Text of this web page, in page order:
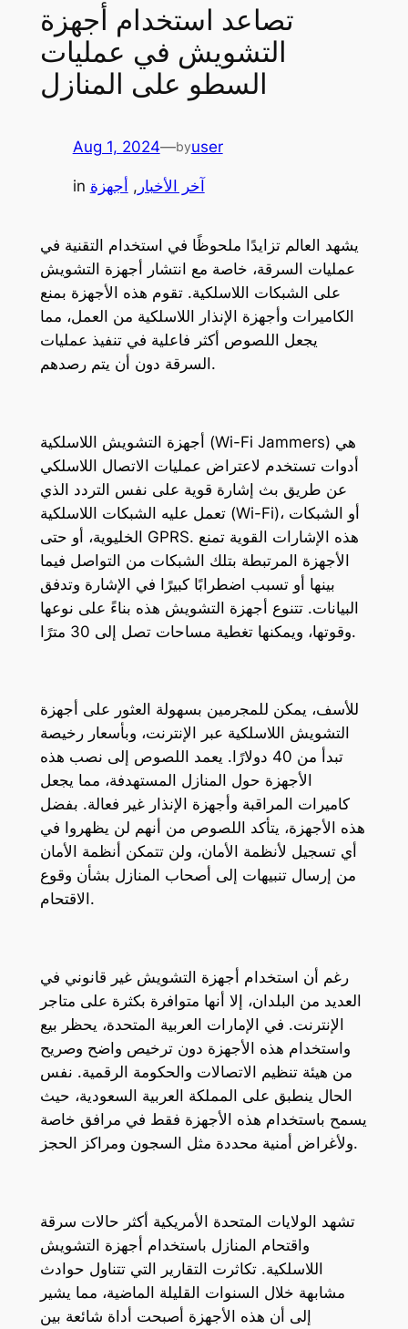
تصاعد استخدام أجهزة
التشويش في عمليات
السطو على المنازل
Aug 1, 2024—byuser
in آخر الأخبار , أجهزة
يشهد العالم تزايدًا ملحوظًا في استخدام التقنية في
عمليات السرقة، خاصة مع انتشار أجهزة التشويش
على الشبكات اللاسلكية. تقوم هذه الأجهزة بمنع
الكاميرات وأجهزة الإنذار اللاسلكية من العمل، مما
يجعل اللصوص أكثر فاعلية في تنفيذ عمليات
السرقة دون أن يتم رصدهم.
أجهزة التشويش اللاسلكية (Wi-Fi Jammers) هي
أدوات تستخدم لاعتراض عمليات الاتصال اللاسلكي
عن طريق بث إشارة قوية على نفس التردد الذي
تعمل عليه الشبكات اللاسلكية (Wi-Fi)، أو الشبكات
الخليوية، أو حتى GPRS. هذه الإشارات القوية تمنع
الأجهزة المرتبطة بتلك الشبكات من التواصل فيما
بينها أو تسبب اضطرابًا كبيرًا في الإشارة وتدفق
البيانات. تتنوع أجهزة التشويش هذه بناءً على نوعها
وقوتها، ويمكنها تغطية مساحات تصل إلى 30 مترًا.
للأسف، يمكن للمجرمين بسهولة العثور على أجهزة
التشويش اللاسلكية عبر الإنترنت، وبأسعار رخيصة
تبدأ من 40 دولارًا. يعمد اللصوص إلى نصب هذه
الأجهزة حول المنازل المستهدفة، مما يجعل
كاميرات المراقبة وأجهزة الإنذار غير فعالة. بفضل
هذه الأجهزة، يتأكد اللصوص من أنهم لن يظهروا في
أي تسجيل لأنظمة الأمان، ولن تتمكن أنظمة الأمان
من إرسال تنبيهات إلى أصحاب المنازل بشأن وقوع
الاقتحام.
رغم أن استخدام أجهزة التشويش غير قانوني في
العديد من البلدان، إلا أنها متوافرة بكثرة على متاجر
الإنترنت. في الإمارات العربية المتحدة، يحظر بيع
واستخدام هذه الأجهزة دون ترخيص واضح وصريح
من هيئة تنظيم الاتصالات والحكومة الرقمية. نفس
الحال ينطبق على المملكة العربية السعودية، حيث
يسمح باستخدام هذه الأجهزة فقط في مرافق خاصة
ولأغراض أمنية محددة مثل السجون ومراكز الحجز.
تشهد الولايات المتحدة الأمريكية أكثر حالات سرقة
واقتحام المنازل باستخدام أجهزة التشويش
اللاسلكية. تكاثرت التقارير التي تتناول حوادث
مشابهة خلال السنوات القليلة الماضية، مما يشير
إلى أن هذه الأجهزة أصبحت أداة شائعة بين